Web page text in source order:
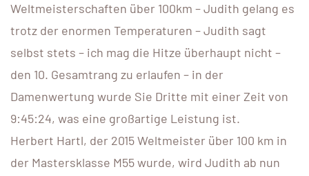
Weltmeisterschaften über 100km – Judith gelang es
trotz der enormen Temperaturen – Judith sagt
selbst stets – ich mag die Hitze überhaupt nicht –
den 10. Gesamtrang zu erlaufen – in der
Damenwertung wurde Sie Dritte mit einer Zeit von
9:45:24, was eine großartige Leistung ist.
Herbert Hartl, der 2015 Weltmeister über 100 km in
der Mastersklasse M55 wurde, wird Judith ab nun